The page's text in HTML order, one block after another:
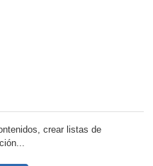
crear listas de